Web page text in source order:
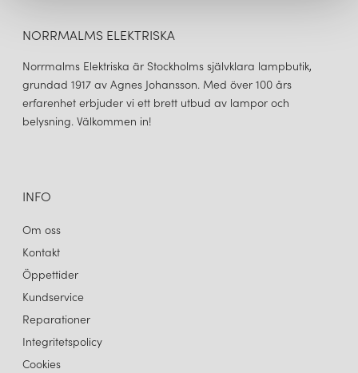
NORRMALMS ELEKTRISKA
Norrmalms Elektriska är Stockholms självklara lampbutik,
grundad 1917 av Agnes Johansson. Med över 100 års
erfarenhet erbjuder vi ett brett utbud av lampor och
belysning. Välkommen in!
INFO
Om oss
Kontakt
Öppettider
Kundservice
Reparationer
Integritetspolicy
Cookies